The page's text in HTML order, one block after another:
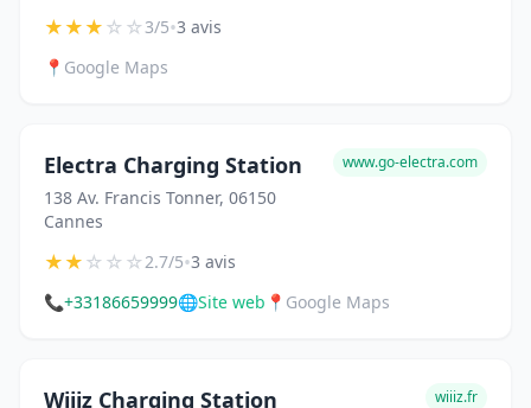
★★★☆☆3/5•3 avis
📍 Google Maps
Electra Charging Station
138 Av. Francis Tonner, 06150
Cannes
www.go-electra.com
★★☆☆☆2.7/5•3 avis
📞+33186659999🌐Site web 📍 Google Maps
Wiiiz Charging Station wiiiz.fr